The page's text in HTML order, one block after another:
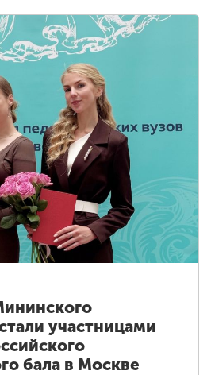
участницами
бала в Москве